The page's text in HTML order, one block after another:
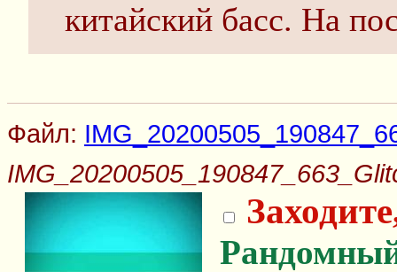
китайский басс. На
Файл: